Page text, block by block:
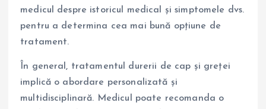
medicul despre istoricul medical și simptomele dvs.
pentru a determina cea mai bună opțiune de
tratament.
În general, tratamentul durerii de cap și greței
implică o abordare personalizată și
multidisciplinară. Medicul poate recomanda o